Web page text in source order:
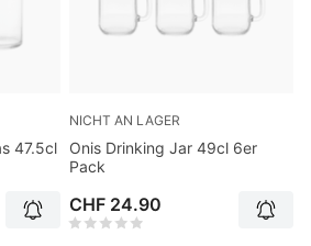
47.5cl
NICHT AN LAGER
Onis Drinking Jar 49cl 6er
Pack
CHF 24.90